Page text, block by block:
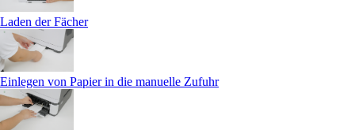
Laden der Fächer
Einlegen von Papier in die manuelle Zufuhr